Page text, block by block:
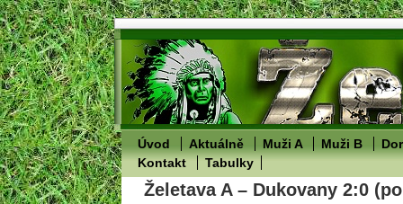
Úvod Aktuálně Muži A Muži B
Kontakt
Tabulky
Želetava A – Dukovany 2:0